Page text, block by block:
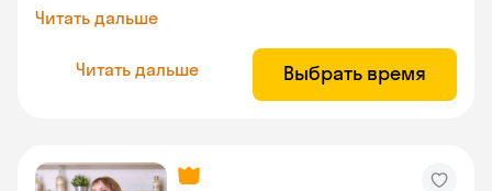
Читать дальше
Читать дальше Выбрать время